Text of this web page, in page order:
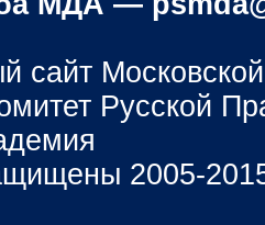
сайт
Русской
2005-